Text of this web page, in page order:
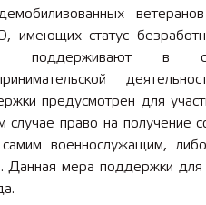
имеющих статус
поддерживают в
предусмотрен для
случае право на получение
военнослужащим,
Данная мера поддержки для